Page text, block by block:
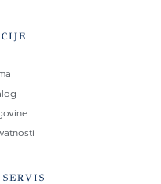
t
a
g
r
a
m